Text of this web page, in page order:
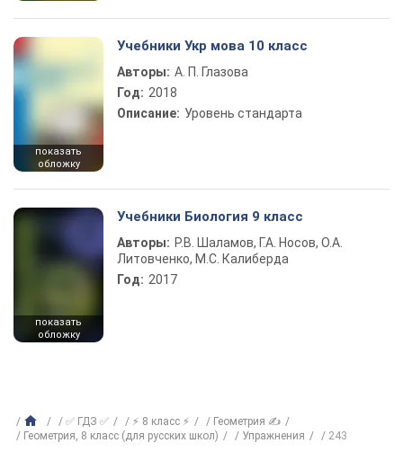
показать
обложку
Учебники Укр мова 10 класс
Авторы: А. П. Глазова
Год: 2018
Описание: Уровень стандарта
показать
обложку
Учебники Биология 9 класс
Авторы: Р.В. Шаламов, Г.А. Носов, О.А.
Литовченко, М.С. Калиберда
Год: 2017
✅ ГДЗ ✅ ⚡ 8 класс ⚡
Геометрия ✍
Геометрия, 8 класс (для русских школ)
Упражнения 243